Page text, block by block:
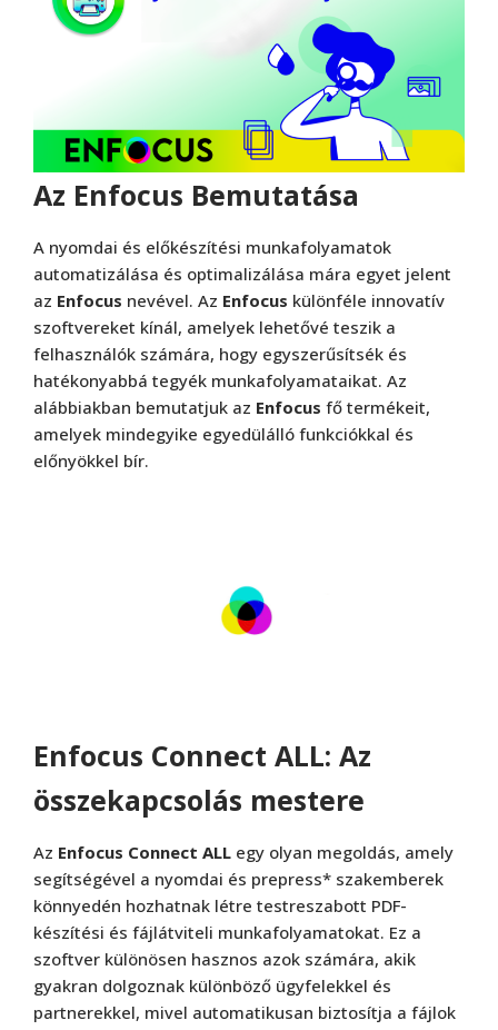
Az Enfocus Bemutatása
A nyomdai és előkészítési munkafolyamatok
automatizálása és optimalizálása mára egyet jelent
az Enfocus nevével. Az Enfocus különféle innovatív
szoftvereket kínál, amelyek lehetővé teszik a
felhasználók számára, hogy egyszerűsítsék és
hatékonyabbá tegyék munkafolyamataikat. Az
alábbiakban bemutatjuk az Enfocus fő termékeit,
amelyek mindegyike egyedülálló funkciókkal és
előnyökkel bír.
Enfocus Connect ALL: Az
összekapcsolás mestere
Az Enfocus Connect ALL egy olyan megoldás, amely
segítségével a nyomdai és prepress* szakemberek
könnyedén hozhatnak létre testreszabott PDF-
készítési és fájlátviteli munkafolyamatokat. Ez a
szoftver különösen hasznos azok számára, akik
gyakran dolgoznak különböző ügyfelekkel és
partnerekkel, mivel automatikusan biztosítja a fájlok